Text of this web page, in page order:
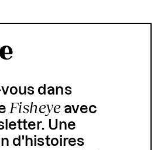
dans
Fisheyeavec
Une
d'histoires